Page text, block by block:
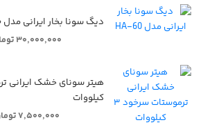
دیگ سونا بخار ایرانی مدل HA-۶۰
۳۰,۰۰۰,۰۰۰ تومان
کیلووات
۷,۵۰۰,۰۰۰ تومان